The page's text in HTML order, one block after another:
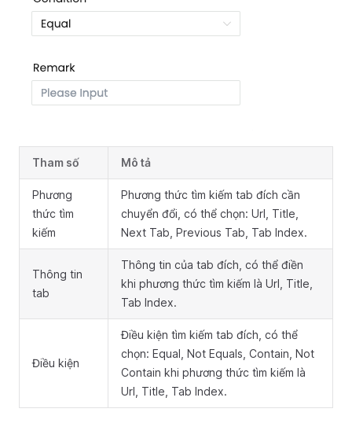
Tham số Mô tả
Phương
thức tìm
kiếm
Phương thức tìm kiếm tab đích cần
chuyển đổi, có thể chọn: Url, Title,
Next Tab, Previous Tab, Tab Index.
Thông tin
tab
Thông tin của tab đích, có thể điền
khi phương thức tìm kiếm là Url, Title,
Tab Index.
Điều kiện
Điều kiện tìm kiếm tab đích, có thể
chọn: Equal, Not Equals, Contain, Not
Contain khi phương thức tìm kiếm là
Url, Title, Tab Index.